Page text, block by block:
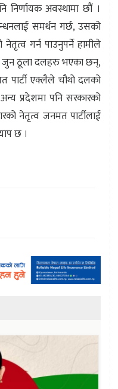
अवस्थामा छौं ।
समर्थन गर्छ, उसको
गर्न पाउनुपर्ने हामीले
जुन ठूला दलहरु भएका छन्,
एक्लैले चौथो दलको
प्रदेशमा पनि सरकारको
नेतृत्व जनमत पार्टीलाई
छ ।